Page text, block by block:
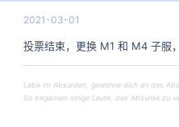
2021-03-01
投票结束，更换 M1 和 M4 子服
Lebe im Absurden, gewöhne dich an das
So begannen einige Leute, das Absurde zu